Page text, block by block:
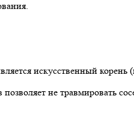
искусственный корень
позволяет не